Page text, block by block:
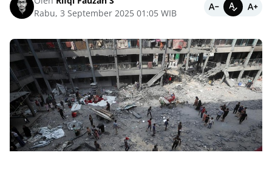
Rabu, 3 September 2025 01:05 WIB